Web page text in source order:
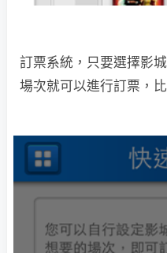
訂票系統，只要選擇影
場次就可以進行訂票，